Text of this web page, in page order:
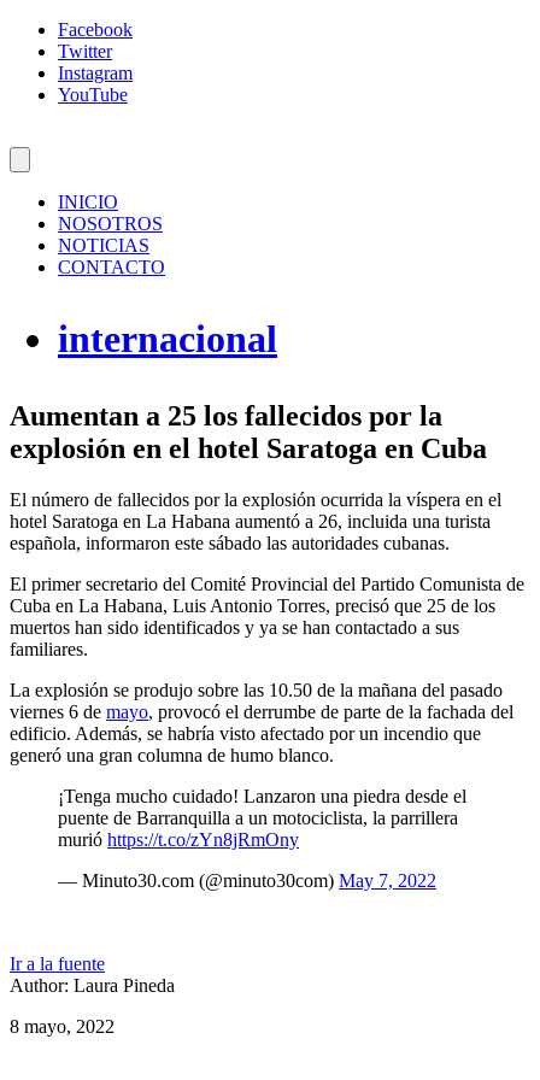
Facebook
Twitter
Instagram
YouTube
INICIO
NOSOTROS
NOTICIAS
CONTACTO
internacional
Aumentan a 25 los fallecidos por la
explosión en el hotel Saratoga en Cuba
El número de fallecidos por la explosión ocurrida la víspera en el
hotel Saratoga en La Habana aumentó a 26, incluida una turista
española, informaron este sábado las autoridades cubanas.
El primer secretario del Comité Provincial del Partido Comunista de
Cuba en La Habana, Luis Antonio Torres, precisó que 25 de los
muertos han sido identificados y ya se han contactado a sus
familiares.
La explosión se produjo sobre las 10.50 de la mañana del pasado
viernes 6 de mayo, provocó el derrumbe de parte de la fachada del
edificio. Además, se habría visto afectado por un incendio que
generó una gran columna de humo blanco.
¡Tenga mucho cuidado! Lanzaron una piedra desde el
puente de Barranquilla a un motociclista, la parrillera
murió https://t.co/zYn8jRmOny
— Minuto30.com (@minuto30com) May 7, 2022
Ir a la fuente
Author: Laura Pineda
8 mayo, 2022